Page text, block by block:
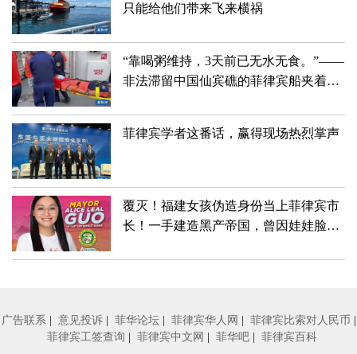
只能给他们带来飞来横祸
“靠喝粥维持，3天前已无水无食。”——
非法滞留中国仙宾礁的菲律宾船夹着尾
菲律宾学者这番话，赢得现场热烈掌声
覆灭！福建女孩伪造身份当上菲律宾市
长！一手建造黑产帝国，曾因娃娃脸深
广告联系 意见投诉 菲华论坛 菲律宾华人网 菲律宾比索对人民币
菲律宾工签查询
菲律宾中文网 菲华吧 菲律宾百科